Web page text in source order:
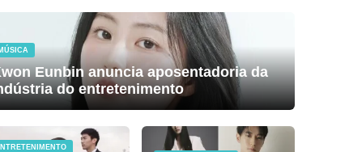
Eunbin anuncia aposentadoria da
do entretenimento